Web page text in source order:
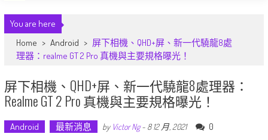
You are here
Home > Android > 屏下相機、QHD+屏、新一代驍龍8處
理器：realme GT 2 Pro 真機與主要規格曝光！
屏下相機、QHD+屏、新一代驍龍8處理器：
Realme GT 2 Pro 真機與主要規格曝光！
Android 最新消息 by Victor Ng- 8 12 月, 2021 0